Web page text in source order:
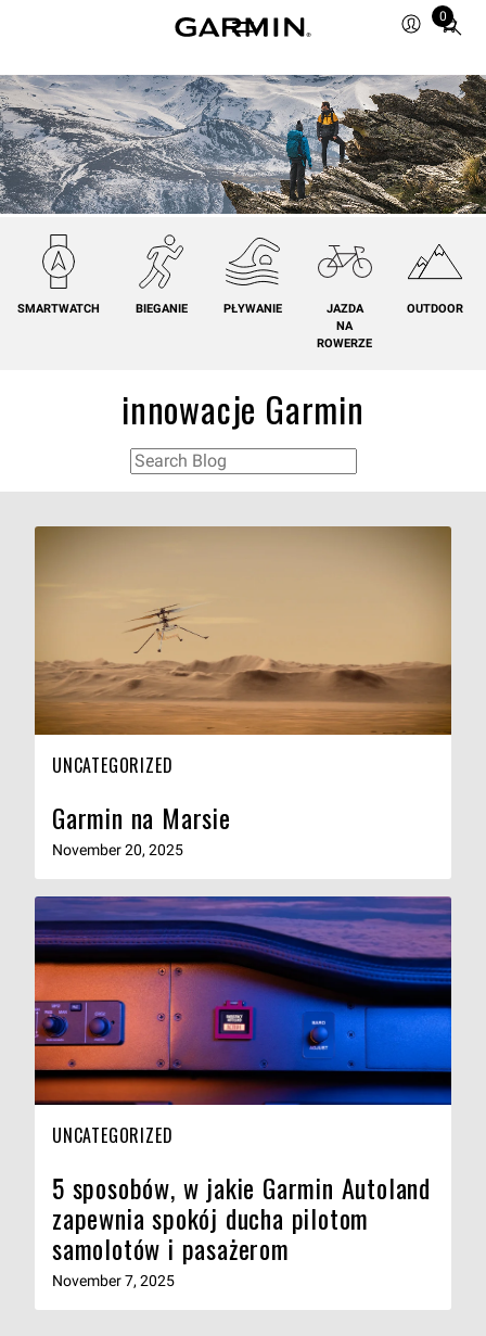
0
Total
in
cart:
0
SMARTWATCH BIEGANIE PŁYWANIE
JAZDA
NA
ROWERZE
OUTDOOR
innowacje Garmin
UNCATEGORIZED
Garmin na Marsie
November 20, 2025
UNCATEGORIZED
5 sposobów, w jakie Garmin Autoland
zapewnia spokój ducha pilotom
samolotów i pasażerom
November 7, 2025